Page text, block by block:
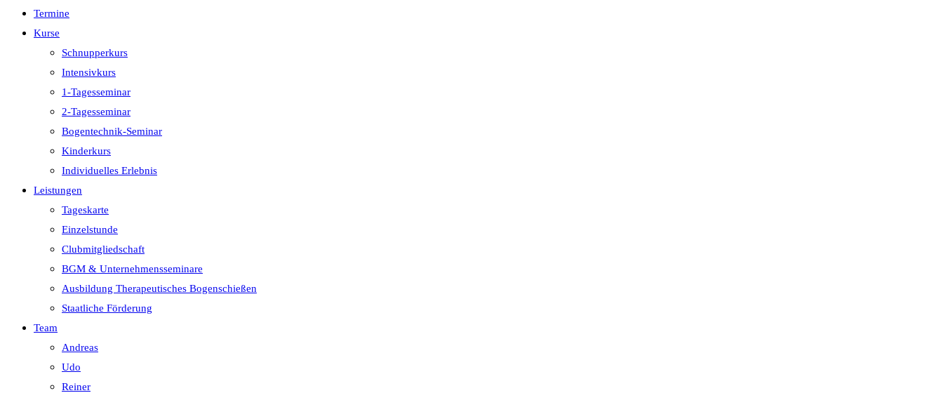
Termine
Kurse
Schnupperkurs
Intensivkurs
1-Tagesseminar
2-Tagesseminar
Bogentechnik-Seminar
Kinderkurs
Individuelles Erlebnis
Leistungen
Tageskarte
Einzelstunde
Clubmitgliedschaft
BGM & Unternehmensseminare
Ausbildung Therapeutisches Bogenschießen
Staatliche Förderung
Team
Andreas
Udo
Reiner